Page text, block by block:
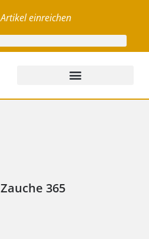
Artikel einreichen
Zauche 365